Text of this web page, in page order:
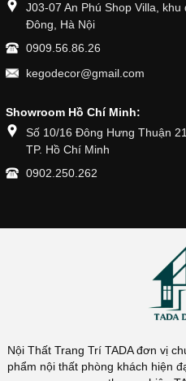
J03-07 An Phú Shop Villa,
Đông, Hà Nội
0909.56.86.26
kegodecor@gmail.com
Showroom Hồ Chí Minh:
Số 10/16 Đông Hưng Thuận
TP. Hồ Chí Minh
0902.250.262
Nội Thất Trang Trí TADA đơn vị
phẩm nội thất phòng khách hiện